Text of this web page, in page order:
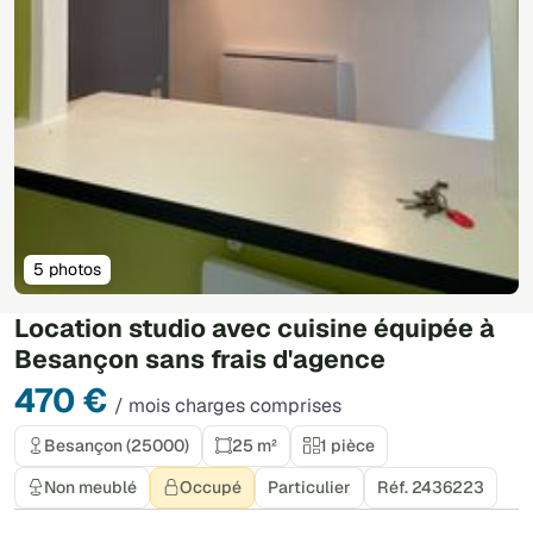
Location studio avec cuisine équipée à
Besançon sans frais d'agence
470 € / mois charges comprises
5 photos
Besançon (25000) 25 m²
1 pièce
Non meublé
Occupé Particulier Réf. 2436223